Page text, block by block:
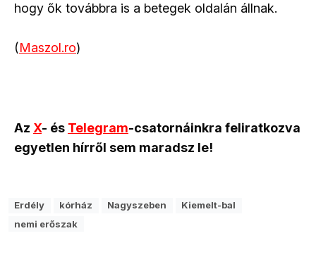
hogy ők továbbra is a betegek oldalán állnak.
(Maszol.ro)
Az X- és Telegram-csatornáinkra feliratkozva
egyetlen hírről sem maradsz le!
Erdély kórház Nagyszeben
Kiemelt-bal
nemi erőszak